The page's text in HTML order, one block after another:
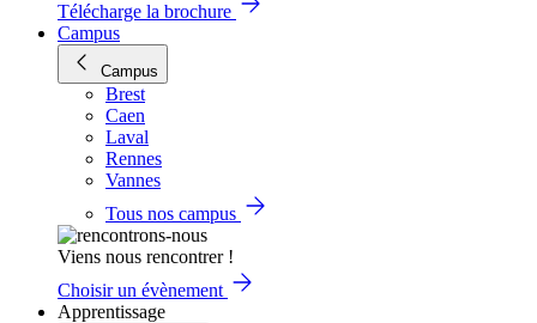
Télécharge la brochure
Campus
Campus
Brest
Caen
Laval
Rennes
Vannes
Tous nos campus
Viens nous rencontrer !
Choisir un évènement
Apprentissage